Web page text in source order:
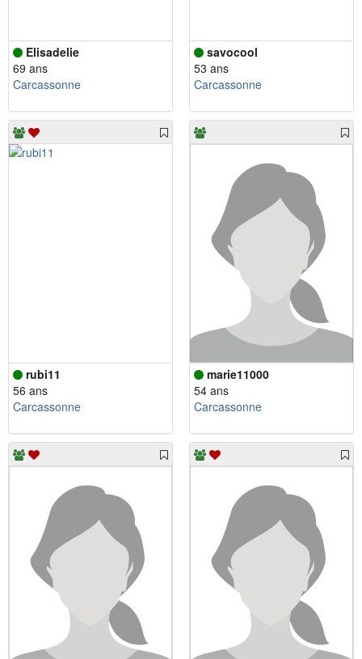
Elisadelie
69 ans
Carcassonne
savocool
53 ans
Carcassonne
rubi11
56 ans
Carcassonne
marie11000
54 ans
Carcassonne